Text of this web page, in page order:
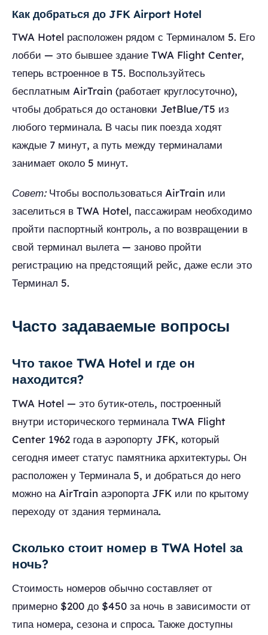
Как добраться до JFK Airport Hotel
TWA Hotel расположен рядом с Терминалом 5. Его
лобби — это бывшее здание TWA Flight Center,
теперь встроенное в T5. Воспользуйтесь
бесплатным AirTrain (работает круглосуточно),
чтобы добраться до остановки JetBlue/T5 из
любого терминала. В часы пик поезда ходят
каждые 7 минут, а путь между терминалами
занимает около 5 минут.
Совет:Чтобы воспользоваться AirTrain или
заселиться в TWA Hotel, пассажирам необходимо
пройти паспортный контроль, а по возвращении в
свой терминал вылета — заново пройти
регистрацию на предстоящий рейс, даже если это
Терминал 5.
Часто задаваемые вопросы
Что такое TWA Hotel и где он
находится?
TWA Hotel — это бутик-отель, построенный
внутри исторического терминала TWA Flight
Center 1962 года в аэропорту JFK, который
сегодня имеет статус памятника архитектуры. Он
расположен у Терминала 5, и добраться до него
можно на AirTrain аэропорта JFK или по крытому
переходу от здания терминала.
Сколько стоит номер в TWA Hotel за
ночь?
Стоимость номеров обычно составляет от
примерно $200 до $450 за ночь в зависимости от
типа номера, сезона и спроса. Также доступны